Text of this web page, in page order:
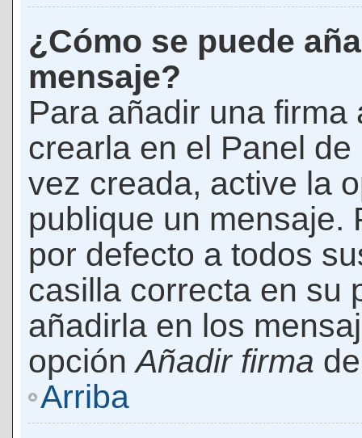
¿Cómo se puede
mensaje?
Para añadir una
crearla en el Panel
vez creada, active la
publique un mensaje.
por defecto a todos
casilla correcta en su
añadirla en los
opciónAñadir firma
Arriba